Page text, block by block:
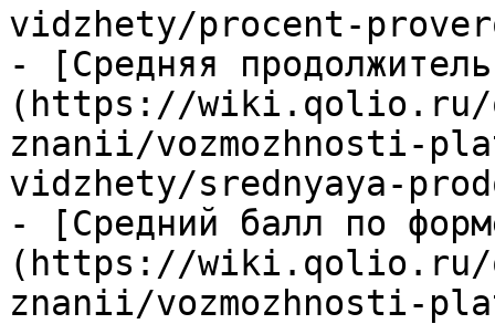
vidzhety/procent-
- [Средняя
(https://wiki.qolio.ru/
znanii/vozmozhnosti-
vidzhety/srednyaya-
- [Средний балл по
(https://wiki.qolio.ru/
znanii/vozmozhnosti-